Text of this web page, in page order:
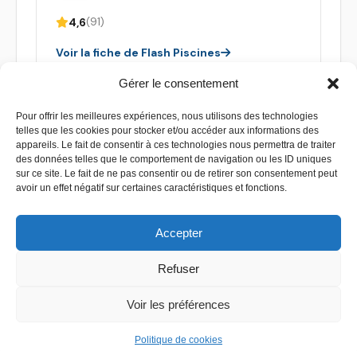
Gérer le consentement
Pour offrir les meilleures expériences, nous utilisons des technologies
telles que les cookies pour stocker et/ou accéder aux informations des
appareils. Le fait de consentir à ces technologies nous permettra de traiter
des données telles que le comportement de navigation ou les ID uniques
sur ce site. Le fait de ne pas consentir ou de retirer son consentement peut
avoir un effet négatif sur certaines caractéristiques et fonctions.
Accepter
Refuser
Voir les préférences
Politique de cookies
4,6(91)
Voir la fiche de Flash Piscines
Copyright 2026 - Devis piscine - Tous droit réservés